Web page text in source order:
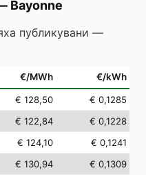
Bayonne
публикувани —
€/MWh €/kWh
€ 128,50
€ 0,1285
€ 122,84
€ 0,1228
€ 124,10
€ 0,1241
€ 130,94
€ 0,1309